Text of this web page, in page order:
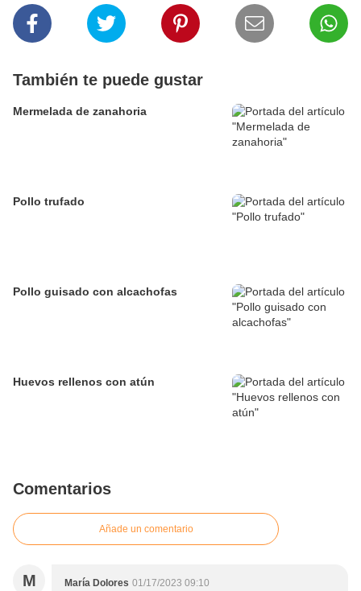
También te puede gustar
Mermelada de zanahoria
Pollo trufado
Pollo guisado con alcachofas
Huevos rellenos con atún
Comentarios
Añade un comentario
M María Dolores 01/17/2023 09:10